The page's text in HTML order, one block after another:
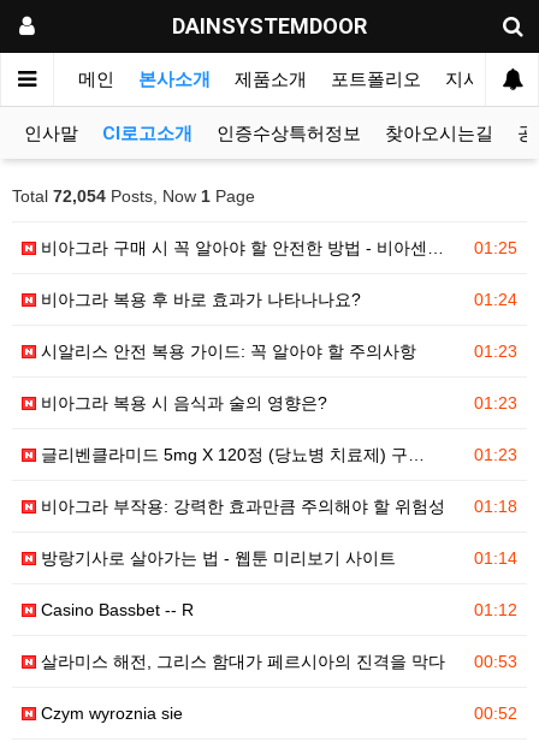
DAINSYSTEMDOOR
메인 본사소개 제품소개 포트폴리오 지사&대리
인사말 CI로고소개 인증수상특허정보 찾아오시는길
Total 72,054 Posts, Now 1 Page
01:25
비아그라 구매 시 꼭 알아야 할 안전한 방법 - 비아센…
01:24
비아그라 복용 후 바로 효과가 나타나나요?
01:23
시알리스 안전 복용 가이드: 꼭 알아야 할 주의사항
01:23
비아그라 복용 시 음식과 술의 영향은?
01:23
글리벤클라미드 5mg X 120정 (당뇨병 치료제) 구…
01:18
비아그라 부작용: 강력한 효과만큼 주의해야 할 위험성
01:14
방랑기사로 살아가는 법 - 웹툰 미리보기 사이트
01:12
Casino Bassbet -- R
00:53
살라미스 해전, 그리스 함대가 페르시아의 진격을 막다
00:52
Czym wyroznia sie